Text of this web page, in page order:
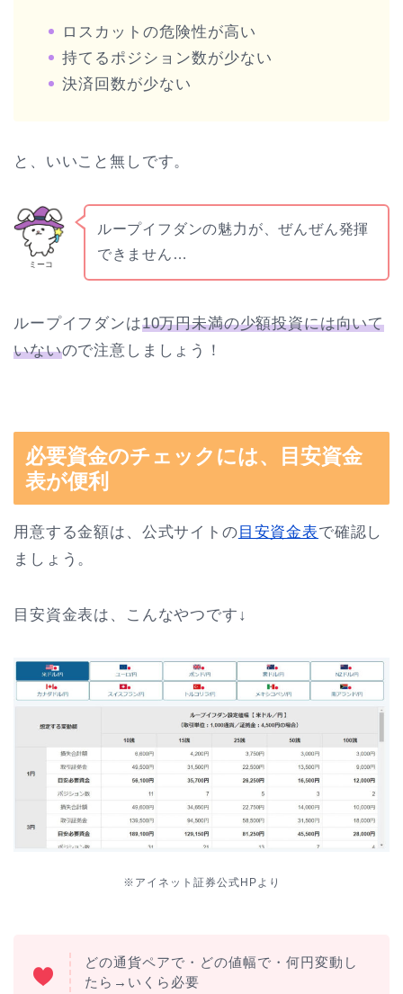
ロスカットの危険性が高い
持てるポジション数が少ない
決済回数が少ない
と、いいこと無しです。
ミーコ
ループイフダンの魅力が、ぜんぜん発揮
できません…
ループイフダンは10万円未満の少額投資には向いて
いないので注意しましょう！
必要資金のチェックには、目安資金
表が便利
用意する金額は、公式サイトの目安資金表で確認し
ましょう。
目安資金表は、こんなやつです↓
※アイネット証券公式HPより
どの通貨ペアで・どの値幅で・何円変動し
たら→いくら必要